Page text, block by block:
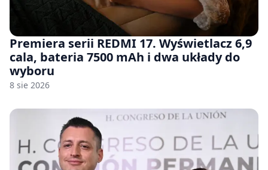
Premiera serii REDMI 17. Wyświetlacz 6,9
cala, bateria 7500 mAh i dwa układy do
wyboru
8 sie 2026